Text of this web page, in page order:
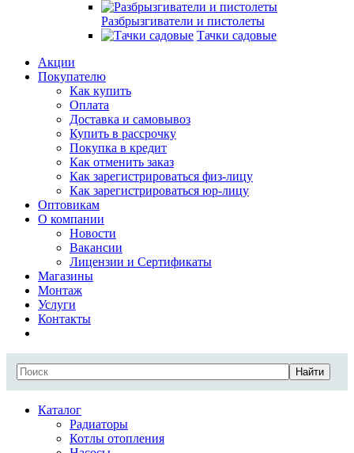
Разбрызгиватели и пистолеты
Тачки садовые
Акции
Покупателю
Как купить
Оплата
Доставка и самовывоз
Купить в рассрочку
Покупка в кредит
Как отменить заказ
Как зарегистрироваться физ-лицу
Как зарегистрироваться юр-лицу
Оптовикам
О компании
Новости
Вакансии
Лицензии и Сертификаты
Магазины
Монтаж
Услуги
Контакты
Найти
Каталог
Радиаторы
Котлы отопления